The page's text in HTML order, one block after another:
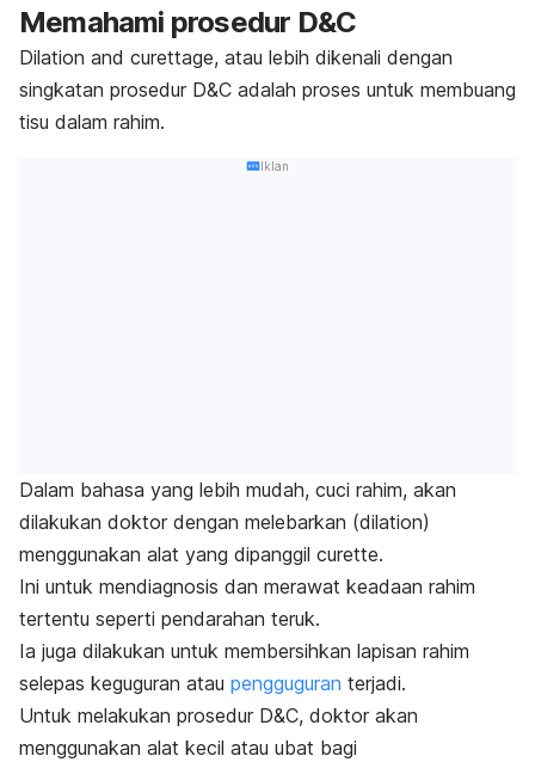
Memahami prosedur D&C
Dilation and curettage, atau lebih dikenali dengan
singkatan prosedur D&C adalah proses untuk membuang
tisu dalam rahim.
Iklan
Dalam bahasa yang lebih mudah, cuci rahim, akan
dilakukan doktor dengan melebarkan (dilation)
menggunakan alat yang dipanggil curette.
Ini untuk mendiagnosis dan merawat keadaan rahim
tertentu seperti pendarahan teruk.
Ia juga dilakukan untuk membersihkan lapisan rahim
selepas keguguran atau pengguguran terjadi.
Untuk melakukan prosedur D&C, doktor akan
menggunakan alat kecil atau ubat bagi